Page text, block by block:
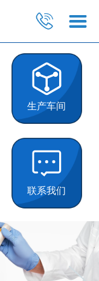
生产车间
联系我们